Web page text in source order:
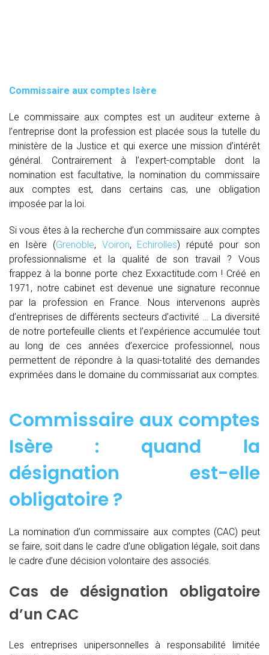
Commissaire aux comptes Isère
Le commissaire aux comptes est un auditeur externe à
l’entreprise dont la profession est placée sous la tutelle du
ministère de la Justice et qui exerce une mission d’intérêt
général. Contrairement à l’expert-comptable dont la
nomination est facultative, la nomination du commissaire
aux comptes est, dans certains cas, une obligation
imposée par la loi.
Si vous êtes à la recherche d’un commissaire aux comptes
en Isère (Grenoble, Voiron, Echirolles) réputé pour son
professionnalisme et la qualité de son travail ? Vous
frappez à la bonne porte chez Exxactitude.com ! Créé en
1971, notre cabinet est devenue une signature reconnue
par la profession en France. Nous intervenons auprès
d’entreprises de différents secteurs d’activité … La diversité
de notre portefeuille clients et l’expérience accumulée tout
au long de ces années d’exercice professionnel, nous
permettent de répondre à la quasi-totalité des demandes
exprimées dans le domaine du commissariat aux comptes.
Commissaire aux comptes
Isère : quand la
désignation est-elle
obligatoire ?
La nomination d’un commissaire aux comptes (CAC) peut
se faire, soit dans le cadre d’une obligation légale, soit dans
le cadre d’une décision volontaire des associés.
Cas de désignation obligatoire
d’un CAC
Les entreprises unipersonnelles à responsabilité limitée